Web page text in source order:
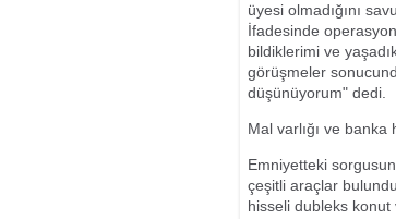
üyesi olmadığını
İfadesinde
bildiklerimi ve
görüşmeler
düşünüyorum" dedi.
Mal varlığı ve banka
Emniyetteki
çeşitli araçlar
hisseli dubleks